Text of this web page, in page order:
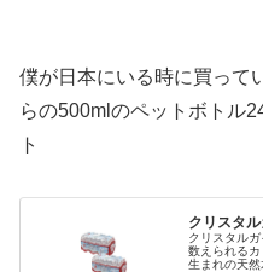
僕が日本にいる時に買って
らの500mlのペットボトル
ト
クリスタ
クリスタル
数えられる
生まれの天然